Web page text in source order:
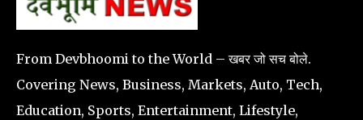
From Devbhoomi to the World – खबर जो सच बोले.
Covering News, Business, Markets, Auto, Tech,
Education, Sports, Entertainment, Lifestyle,